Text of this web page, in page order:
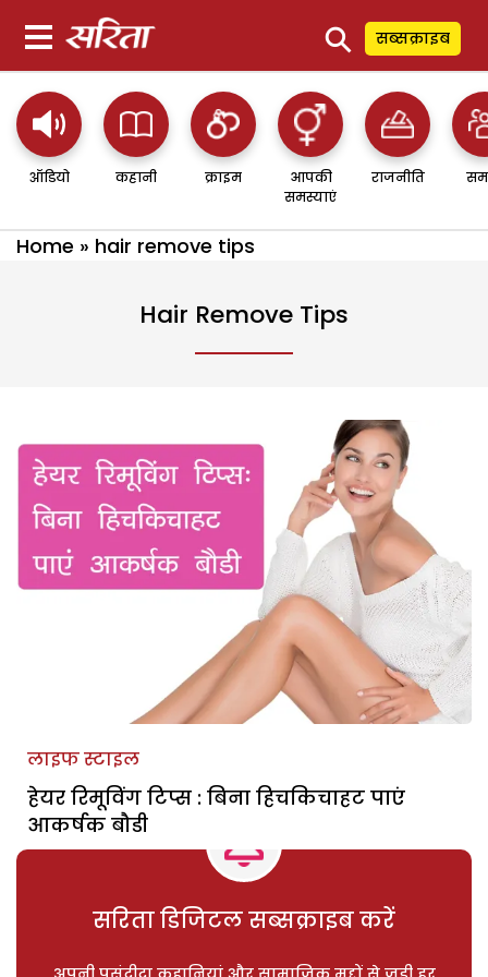
⚲ सब्सक्राइब
ऑडियो कहानी क्राइम
आपकी
समस्याएं
राजनीति
Home » hair remove tips
Hair Remove Tips
लाइफ स्टाइल
हेयर रिमूविंग टिप्स : बिना हिचकिचाहट पाएं
आकर्षक बौडी
सरिता डिजिटल सब्सक्राइब करें